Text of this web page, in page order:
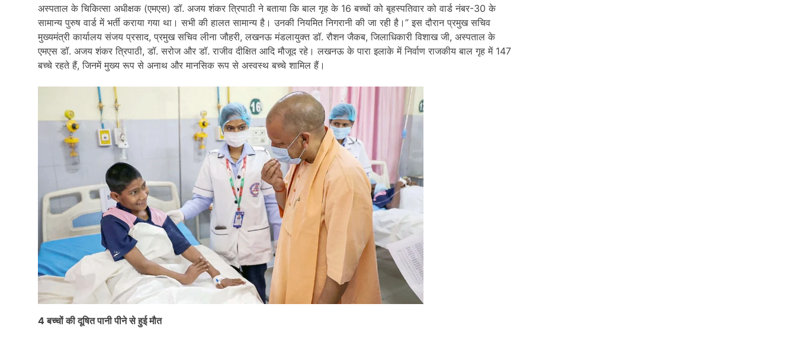
अस्पताल के चिकित्सा अधीक्षक (एमएस) डॉ. अजय शंकर त्रिपाठी ने बताया कि बाल गृह के 16 बच्चों को बृहस्पतिवार को वार्ड नंबर-30 के
सामान्य पुरुष वार्ड में भर्ती कराया गया था। सभी की हालत सामान्य है। उनकी नियमित निगरानी की जा रही है।” इस दौरान प्रमुख सचिव
मुख्यमंत्री कार्यालय संजय प्रसाद, प्रमुख सचिव लीना जौहरी, लखनऊ मंडलायुक्त डॉ. रौशन जैकब, जिलाधिकारी विशाख जी, अस्पताल के
एमएस डॉ. अजय शंकर त्रिपाठी, डॉ. सरोज और डॉ. राजीव दीक्षित आदि मौजूद रहे। लखनऊ के पारा इलाके में निर्वाण राजकीय बाल गृह में 147
बच्चे रहते हैं, जिनमें मुख्य रूप से अनाथ और मानसिक रूप से अस्वस्थ बच्चे शामिल हैं।
4 बच्चों की दूषित पानी पीने से हुई मौत